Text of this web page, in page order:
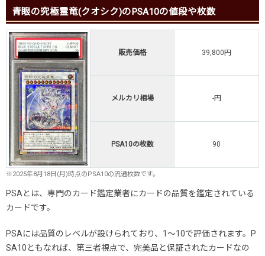
青眼の究極霊竜(クオシク)のPSA10の値段や枚数
販売価格 39,800円
メルカリ相場 -円
PSA10の枚数 90
※2025年8月18日(月)時点のPSA10の流通枚数です。
PSAとは、専門のカード鑑定業者にカードの品質を鑑定されている
カードです。
PSAには品質のレベルが設けられており、1～10で評価されます。P
SA10ともなれば、第三者視点で、完美品と保証されたカードなの